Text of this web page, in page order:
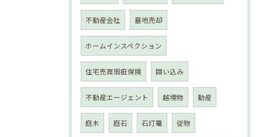
不動産会社 墓地売却
ホームインスペクション
住宅売買瑕疵保険 囲い込み
不動産エージェント 越境物 動産
庭木 庭石 石灯篭 従物